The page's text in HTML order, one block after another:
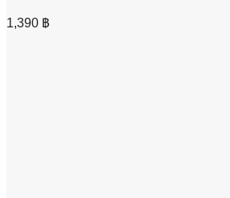
1,390 ฿